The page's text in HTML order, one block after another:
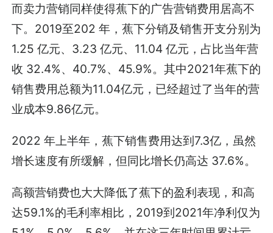
而卖力营销同样使得蕉下的广告营销费用居高不
下。2019至202 年，蕉下分销及销售开支分别为
1.25 亿元、3.23 亿元、11.04 亿元，占比当年营
收 32.4%、40.7%、45.9%。其中2021年蕉下的
销售费用总额为11.04亿元，已经超过了当年的营
业成本9.86亿元。
2022 年上半年，蕉下销售费用达到7.3亿，虽然
增长速度有所缓解，但同比增长仍高达 37.6%。
高额营销费也大大降低了蕉下的盈利表现，和高
达59.1%的毛利率相比，2019到2021年净利仅为